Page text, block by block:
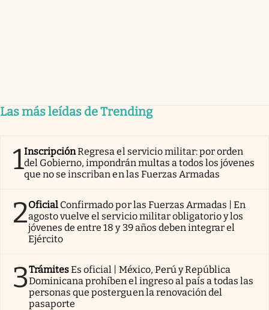
Las más leídas de Trending
1InscripciónRegresa el servicio militar: por orden
del Gobierno, impondrán multas a todos los jóvenes
que no se inscriban en las Fuerzas Armadas
2Oficial Confirmado por las Fuerzas Armadas | En
agosto vuelve el servicio militar obligatorio y los
jóvenes de entre 18 y 39 años deben integrar el
Ejército
3TrámitesEs oficial | México, Perú y República
Dominicana prohíben el ingreso al país a todas las
personas que posterguen la renovación del
pasaporte